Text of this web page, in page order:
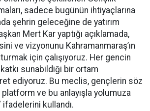
sadece bugünün ihtiyaçlarına
şehrin geleceğine de yatırım
Mert Kar yaptığı açıklamada,
ve vizyonunu Kahramanmaraş’ın
için çalışıyoruz. Her gencin
sunabildiği bir ortam
ediyoruz. Bu meclis, gençlerin söz
ve bu anlayışla yolumuza
kullandı.